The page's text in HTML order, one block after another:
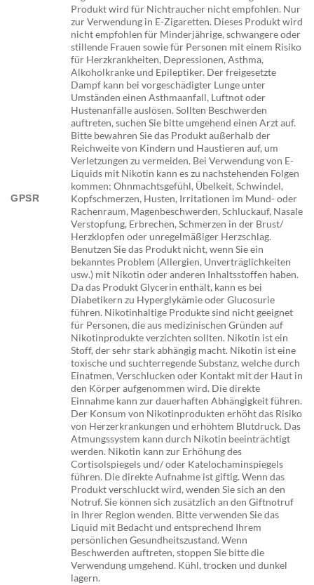
GPSR
Produkt wird für Nichtraucher nicht empfohlen. Nur
zur Verwendung in E-Zigaretten. Dieses Produkt wird
nicht empfohlen für Minderjährige, schwangere oder
stillende Frauen sowie für Personen mit einem Risiko
für Herzkrankheiten, Depressionen, Asthma,
Alkoholkranke und Epileptiker. Der freigesetzte
Dampf kann bei vorgeschädigter Lunge unter
Umständen einen Asthmaanfall, Luftnot oder
Hustenanfälle auslösen. Sollten Beschwerden
auftreten, suchen Sie bitte umgehend einen Arzt auf.
Bitte bewahren Sie das Produkt außerhalb der
Reichweite von Kindern und Haustieren auf, um
Verletzungen zu vermeiden. Bei Verwendung von E-
Liquids mit Nikotin kann es zu nachstehenden Folgen
kommen: Ohnmachtsgefühl, Übelkeit, Schwindel,
Kopfschmerzen, Husten, Irritationen im Mund- oder
Rachenraum, Magenbeschwerden, Schluckauf, Nasale
Verstopfung, Erbrechen, Schmerzen in der Brust/
Herzklopfen oder unregelmäßiger Herzschlag.
Benutzen Sie das Produkt nicht, wenn Sie ein
bekanntes Problem (Allergien, Unverträglichkeiten
usw.) mit Nikotin oder anderen Inhaltsstoffen haben.
Da das Produkt Glycerin enthält, kann es bei
Diabetikern zu Hyperglykämie oder Glucosurie
führen. Nikotinhaltige Produkte sind nicht geeignet
für Personen, die aus medizinischen Gründen auf
Nikotinprodukte verzichten sollten. Nikotin ist ein
Stoff, der sehr stark abhängig macht. Nikotin ist eine
toxische und suchterregende Substanz, welche durch
Einatmen, Verschlucken oder Kontakt mit der Haut in
den Körper aufgenommen wird. Die direkte
Einnahme kann zur dauerhaften Abhängigkeit führen.
Der Konsum von Nikotinprodukten erhöht das Risiko
von Herzerkrankungen und erhöhtem Blutdruck. Das
Atmungssystem kann durch Nikotin beeinträchtigt
werden. Nikotin kann zur Erhöhung des
Cortisolspiegels und/ oder Katelochaminspiegels
führen. Die direkte Aufnahme ist giftig. Wenn das
Produkt verschluckt wird, wenden Sie sich an den
Notruf. Sie können sich zusätzlich an den Giftnotruf
in Ihrer Region wenden. Bitte verwenden Sie das
Liquid mit Bedacht und entsprechend Ihrem
persönlichen Gesundheitszustand. Wenn
Beschwerden auftreten, stoppen Sie bitte die
Verwendung umgehend. Kühl, trocken und dunkel
lagern.